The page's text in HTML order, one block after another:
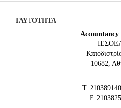
ΤΑΥΤΟΤΗΤΑ
Accountancy
10682,
Τ.
F.